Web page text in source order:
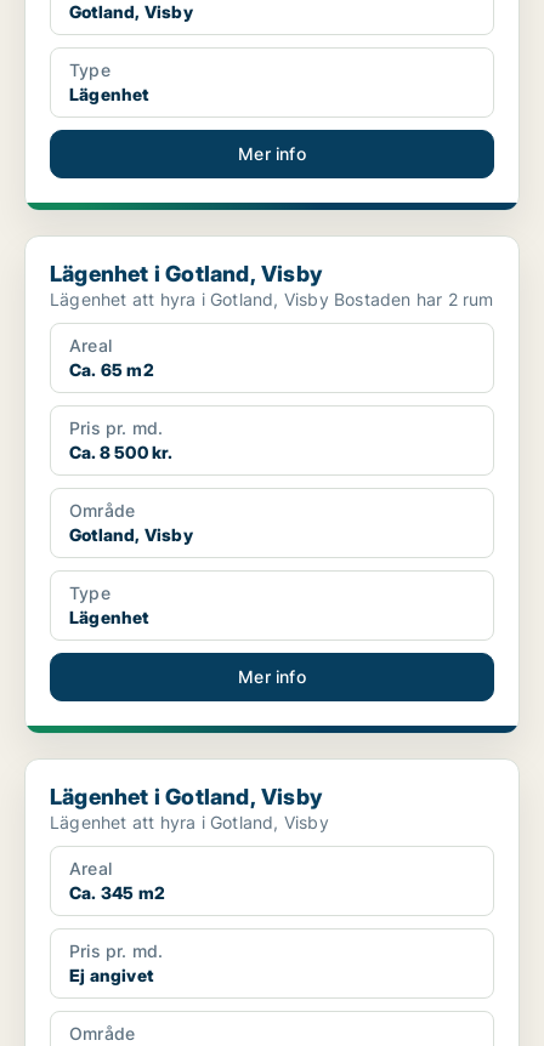
Gotland, Visby
Type
Lägenhet
Mer info
Lägenhet i Gotland, Visby
Lägenhet i Gotland, Visby
Lägenhet att hyra i Gotland, Visby Bostaden har 2 rum
Areal
Ca. 65 m2
Pris pr. md.
Ca. 8 500 kr.
Område
Gotland, Visby
Type
Lägenhet
Mer info
Lägenhet i Gotland, Visby
Lägenhet i Gotland, Visby
Lägenhet att hyra i Gotland, Visby
Areal
Ca. 345 m2
Pris pr. md.
Ej angivet
Område